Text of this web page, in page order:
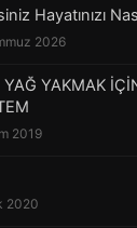
Hayatınızı
2026
YAĞ YAKMAK
2019
2020